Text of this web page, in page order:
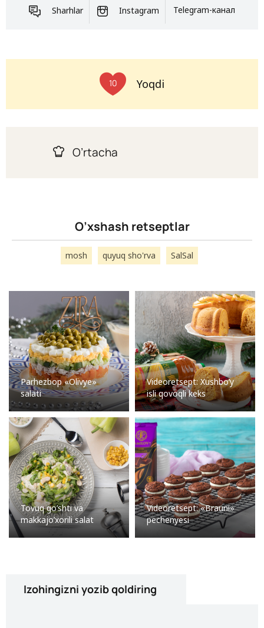
Sharhlar Instagram Telegram-канал
10 Yoqdi
O’rtacha
O’xshash retseptlar
mosh quyuq sho'rva SalSal
Parhezbop «Olivye»
salati
Videoretsept: Xushbo’y
isli qovoqli keks
Tovuq go’shti va
makkajo’xorili salat
Videoretsept: «Brauni»
pechenyesi
Izohingizni yozib qoldiring